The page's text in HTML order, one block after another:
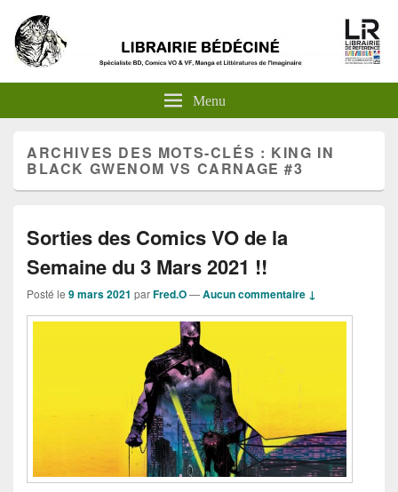
Menu
ARCHIVES DES MOTS-CLÉS : KING IN
BLACK GWENOM VS CARNAGE #3
Sorties des Comics VO de la
Semaine du 3 Mars 2021 !!
Posté le 9 mars 2021 parFred.O—Aucun commentaire ↓